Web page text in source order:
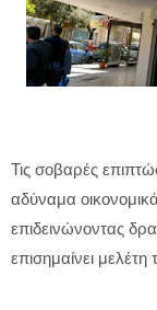
Τις σοβαρές
αδύναμα
επιδεινώνοντας
επισημαίνει